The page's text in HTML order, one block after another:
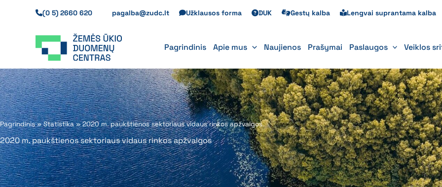
(0 5) 2660 620 pagalba@zudc.lt Užklausos forma DUK Gestų kalba Lengvai suprantama kalba
Pagrindinis Apie mus Naujienos Prašymai Paslaugos Veiklos
Pagrindinis»Statistika»2020 m. paukštienos sektoriaus vidaus rinkos apžvalgos
2020 m. paukštienos sektoriaus vidaus rinkos apžvalgos